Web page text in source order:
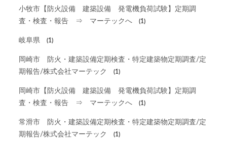
小牧市【防火設備 建築設備 発電機負荷試験】定期調
査・検査・報告 ⇒ マーテックへ
(1)
岐阜県 (1)
岡崎市 防火・建築設備定期検査・特定建築物定期調査/定
期報告/株式会社マーテック
(1)
岡崎市【防火設備 建築設備 発電機負荷試験】定期調
査・検査・報告 ⇒ マーテックへ
(1)
常滑市 防火・建築設備定期検査・特定建築物定期調査/定
期報告/株式会社マーテック
(1)